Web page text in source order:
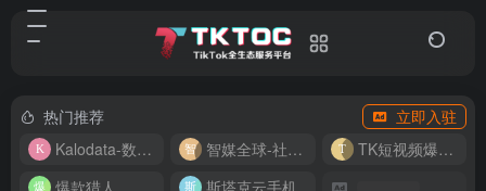
热门推荐
立即入驻
Kalodata-数据分析平台
智媒全球-社媒管理平台
TK短视频爆款复刻
爆款猎人
斯塔克云手机